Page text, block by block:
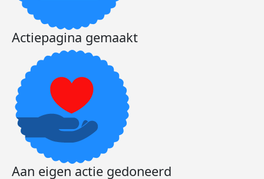
Actiepagina gemaakt
Aan eigen actie gedoneerd